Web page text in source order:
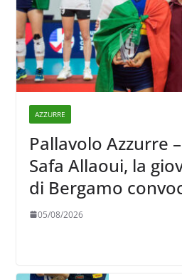
AZZURRE
Pallavolo Azzurre
Safa Allaoui, la
di Bergamo
collegiale di
05/08/2026